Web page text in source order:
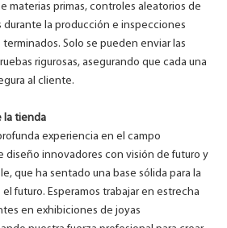
materias primas, controles aleatorios de
durante la producción e inspecciones
Solo se pueden enviar las
rigurosas, asegurando que cada una
al cliente.
la tienda
experiencia en el campo
diseño innovadores con visión de futuro y
que ha sentado una base sólida para la
futuro. Esperamos trabajar en estrecha
en exhibiciones de joyas